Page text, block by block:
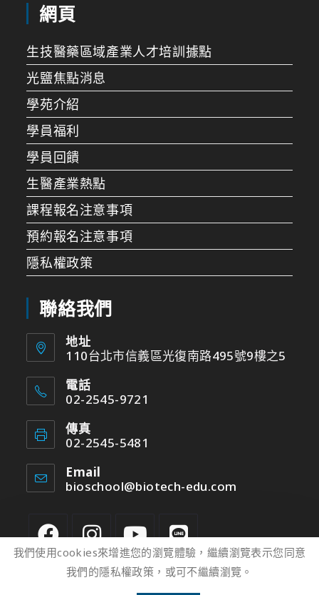
網頁
生技醫藥區域產業人才培訓據點
光鹽焦點消息
學苑介紹
學員福利
學員回饋
生醫產業熱點
課程報名注意事項
預約報名注意事項
隱私權政策
聯絡我們
地址
110台北市信義區光復南路495號9樓之5
電話
02-2545-9721
傳真
02-2545-5481
Email
bioschool@biotech-edu.com
我們使用cookies來增進您的瀏覽體驗，繼續瀏覽表示您同意
我們的隱私權政策，或可不繼續瀏覽。